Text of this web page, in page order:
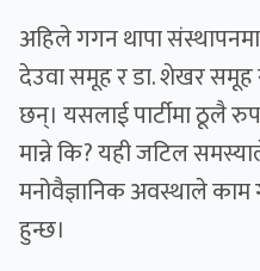
अहिले गगन थापा
देउवा समूह र डा. शेखर
छन्। यसलाई पार्टीमा ठूलै
मान्ने कि? यही जटिल
मनोवैज्ञानिक अवस्थाले
हुन्छ।